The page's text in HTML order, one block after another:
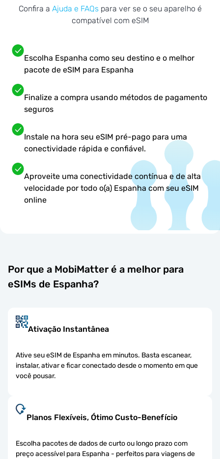
Confira a Ajuda e FAQs para ver se o seu aparelho é
compatível com eSIM
Escolha Espanha como seu destino e o melhor
pacote de eSIM para Espanha
Finalize a compra usando métodos de pagamento
seguros
Instale na hora seu eSIM pré-pago para uma
conectividade rápida e confiável.
Aproveite uma conectividade contínua e de alta
velocidade por todo o(a) Espanha com seu eSIM
online
Por que a MobiMatter é a melhor para
eSIMs de Espanha?
Ativação Instantânea
Ative seu eSIM de Espanha em minutos. Basta escanear,
instalar, ativar e ficar conectado desde o momento em que
você pousar.
Planos Flexíveis, Ótimo Custo-Benefício
Escolha pacotes de dados de curto ou longo prazo com
preço acessível para Espanha - perfeitos para viagens de